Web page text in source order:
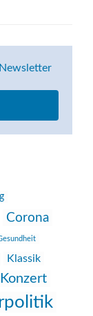
Corona
Klassik
Konzert